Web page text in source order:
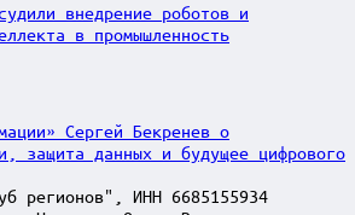
внедрение роботов и
в промышленность
Сергей Бекренев о
защита данных и будущее цифрового
регионов", ИНН 6685155934